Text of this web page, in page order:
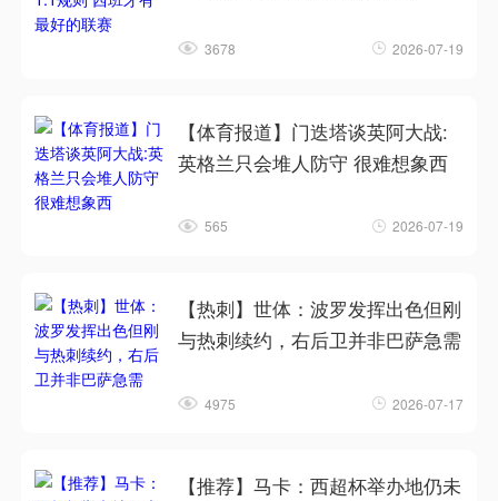
3678 2026-07-19
【体育报道】门迭塔谈英阿大战:
英格兰只会堆人防守 很难想象西
565 2026-07-19
【热刺】世体：波罗发挥出色但刚
与热刺续约，右后卫并非巴萨急需
4975 2026-07-17
【推荐】马卡：西超杯举办地仍未